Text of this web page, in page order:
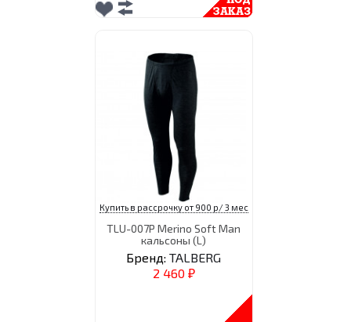
Купить в рассрочку от 900 р/ 3 мес
TLU-007P Merino Soft Man
кальсоны (L)
Бренд: TALBERG
2 460 ₽